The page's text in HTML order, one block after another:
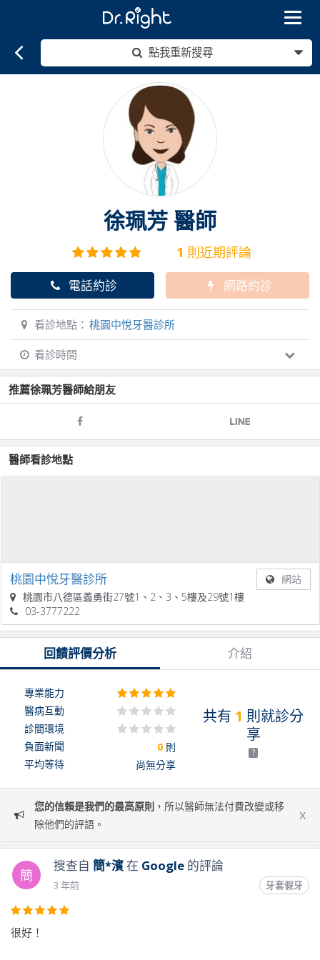
Toggle
點我重新搜尋
徐珮芳 醫師
1 則近期評論
電話約診 網路約診
看診地點： 桃園中悅牙醫診所
看診時間
推薦徐珮芳醫師給朋友
醫師看診地點
桃園中悅牙醫診所
網站
桃園市八德區義勇街27號1、2、3、5樓及29號1樓
03-3777222
回饋評價分析 介紹
共有 1 則就診分
享
?
專業能力
醫病互動
診間環境
負面新聞
0 則
平均等待
尚無分享
您的信賴是我們的最高原則 ，所以醫師無法付費改變或移
除他們的評語。
x
簡
搜查自 簡*濱在 Google的評論
3 年前 牙套假牙
很好！